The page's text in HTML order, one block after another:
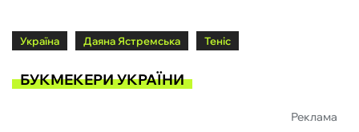
Україна Даяна Ястремська Теніс
БУКМЕКЕРИ УКРАЇНИ
Реклама